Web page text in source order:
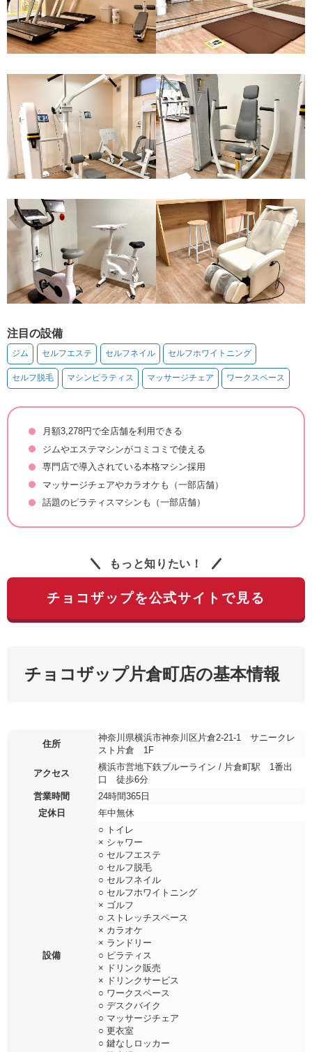
注目の設備
ジム セルフエステ セルフネイル セルフホワイトニング
セルフ脱毛 マシンピラティス マッサージチェア ワークスペース
月額3,278円で全店舗を利用できる
ジムやエステマシンがコミコミで使える
専門店で導入されている本格マシン採用
マッサージチェアやカラオケも（一部店舗）
話題のピラティスマシンも（一部店舗）
もっと知りたい！
チョコザップを公式サイトで見る
チョコザップ片倉町店の基本情報
住所
神奈川県横浜市神奈川区片倉2-21-1 サニークレ
スト片倉 1F
アクセス
横浜市営地下鉄ブルーライン / 片倉町駅 1番出
口 徒歩6分
営業時間
24時間365日
定休日
年中無休
設備
○ トイレ
× シャワー
○ セルフエステ
○ セルフ脱毛
○ セルフネイル
○ セルフホワイトニング
× ゴルフ
○ ストレッチスペース
× カラオケ
× ランドリー
○ ピラティス
× ドリンク販売
× ドリンクサービス
○ ワークスペース
○ デスクバイク
○ マッサージチェア
○ 更衣室
○ 鍵なしロッカー